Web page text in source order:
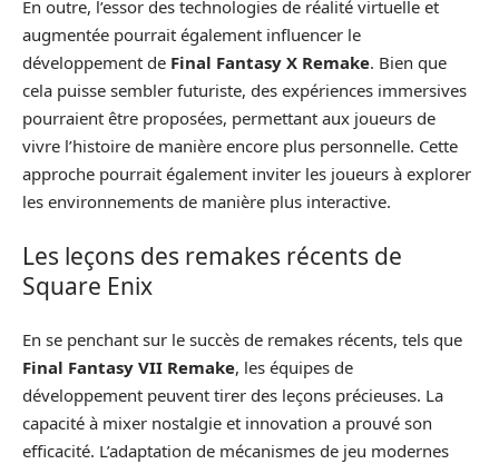
En outre, l’essor des technologies de réalité virtuelle et
augmentée pourrait également influencer le
développement de Final Fantasy X Remake. Bien que
cela puisse sembler futuriste, des expériences immersives
pourraient être proposées, permettant aux joueurs de
vivre l’histoire de manière encore plus personnelle. Cette
approche pourrait également inviter les joueurs à explorer
les environnements de manière plus interactive.
Les leçons des remakes récents de
Square Enix
En se penchant sur le succès de remakes récents, tels que
Final Fantasy VII Remake, les équipes de
développement peuvent tirer des leçons précieuses. La
capacité à mixer nostalgie et innovation a prouvé son
efficacité. L’adaptation de mécanismes de jeu modernes